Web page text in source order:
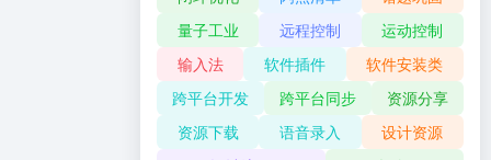
量子工业
远程控制
运动控制
输入法
软件插件
软件安装类
跨平台开发
跨平台同步
资源分享
资源下载
语音录入
设计资源